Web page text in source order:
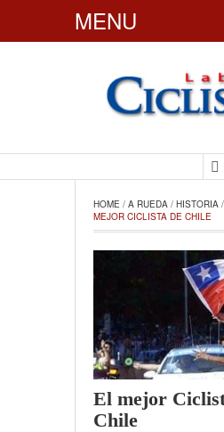
MENU
HOME / A RUEDA / HISTORIA /
MEJOR CICLISTA DE CHILE
El mejor
Chile